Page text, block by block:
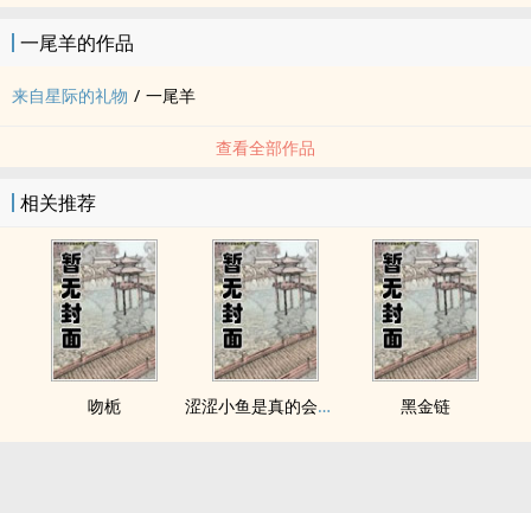
一尾羊的作品
来自星际的礼物 / 一尾羊
查看全部作品
相关推荐
吻栀 涩涩小鱼是真的会被干透 黑金链